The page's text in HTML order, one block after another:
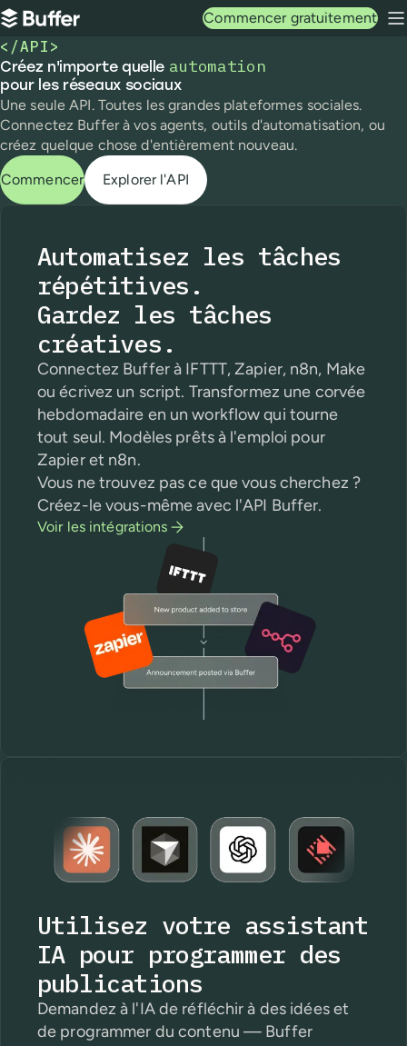
Navigation principale
Buffer
Commencer gratuitement
</API>
Créez n'importe quelle automation pour les réseaux
Créez n'importe quelle automation
pour les réseaux sociaux
Une seule API. Toutes les grandes plateformes sociales.
Connectez Buffer à vos agents, outils d'automatisation, ou
créez quelque chose d'entièrement nouveau.
Commencer
Explorer l'API
Automatisez les tâches
répétitives.
Gardez les tâches
créatives.
Connectez Buffer à IFTTT, Zapier, n8n, Make
ou écrivez un script. Transformez une corvée
hebdomadaire en un workflow qui tourne
tout seul. Modèles prêts à l'emploi pour
Zapier et n8n.
Vous ne trouvez pas ce que vous cherchez ?
Créez-le vous-même avec l'API Buffer.
Voir les intégrations
Utilisez votre assistant
IA pour programmer des
publications
Demandez à l'IA de réfléchir à des idées et
de programmer du contenu — Buffer